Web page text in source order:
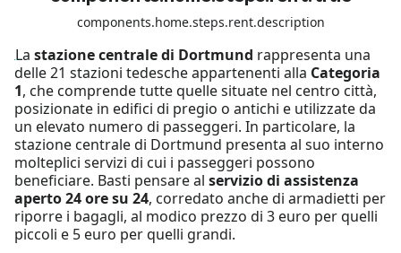
components.home.steps.rent.description
La stazione centrale di Dortmund rappresenta una
delle 21 stazioni tedesche appartenenti alla Categoria
1, che comprende tutte quelle situate nel centro città,
posizionate in edifici di pregio o antichi e utilizzate da
un elevato numero di passeggeri. In particolare, la
stazione centrale di Dortmund presenta al suo interno
molteplici servizi di cui i passeggeri possono
beneficiare. Basti pensare al servizio di assistenza
aperto 24 ore su 24, corredato anche di armadietti per
riporre i bagagli, al modico prezzo di 3 euro per quelli
piccoli e 5 euro per quelli grandi.